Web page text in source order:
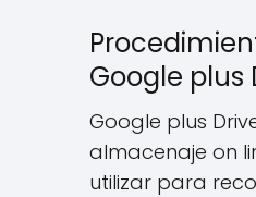
Google plus
Google plus
almacenaje on
utilizar para